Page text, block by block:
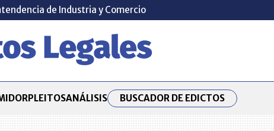
de Industria y Comercio
PLEITOSANÁLISIS BUSCADOR DE EDICTOS